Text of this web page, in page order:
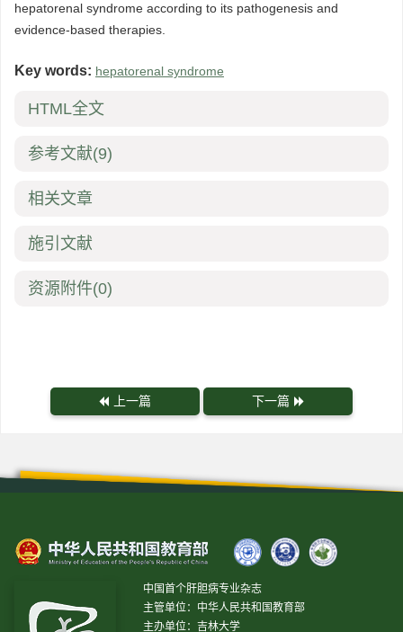
hepatorenal syndrome according to its pathogenesis and
evidence-based therapies.
Key words: hepatorenal syndrome
HTML全文
参考文献(9)
相关文章
施引文献
资源附件(0)
上一篇 下一篇
中国首个肝胆病专业杂志
主管单位：中华人民共和国教育部
主办单位：吉林大学